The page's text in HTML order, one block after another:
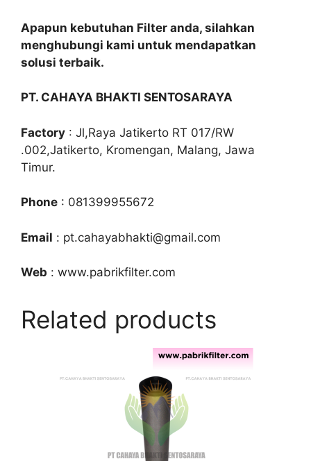
Apapun kebutuhan Filter anda, silahkan
menghubungi kami untuk mendapatkan
solusi terbaik.
PT. CAHAYA BHAKTI SENTOSARAYA
Factory : Jl,Raya Jatikerto RT 017/RW
.002,Jatikerto, Kromengan, Malang, Jawa
Timur.
Phone : 081399955672
Email : pt.cahayabhakti@gmail.com
Web : www.pabrikfilter.com
Related products